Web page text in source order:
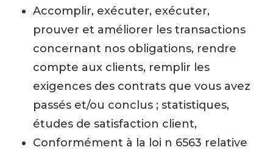
Accomplir, exécuter, exécuter,
prouver et améliorer les transactions
concernant nos obligations, rendre
compte aux clients, remplir les
exigences des contrats que vous avez
passés et/ou conclus ; statistiques,
études de satisfaction client,
Conformément à la loi n 6563 relative